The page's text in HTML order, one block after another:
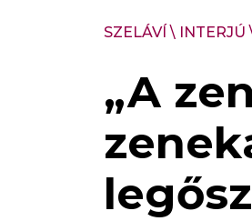
SZELÁVÍ \ INTERJÚ
„A